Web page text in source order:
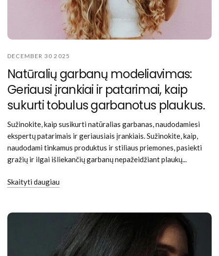
DECEMBER 30 2025
Natūralių garbanų modeliavimas:
Geriausi įrankiai ir patarimai, kaip
sukurti tobulus garbanotus plaukus.
Sužinokite, kaip susikurti natūralias garbanas, naudodamiesi
ekspertų patarimais ir geriausiais įrankiais. Sužinokite, kaip,
naudodami tinkamus produktus ir stiliaus priemones, pasiekti
gražių ir ilgai išliekančių garbanų nepažeidžiant plaukų...
Skaityti daugiau